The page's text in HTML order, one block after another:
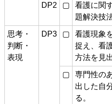
DP2 ▢
看護に関
題解決技
思考・
判断・
表現
DP3 ▢
看護現象
捉え、看
方法を見
▢
専門性の
出した自
る。